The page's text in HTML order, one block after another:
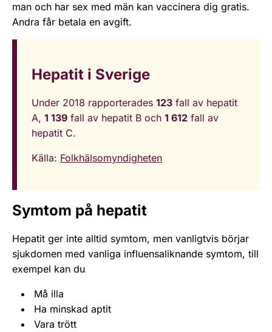
man och har sex med män kan vaccinera dig gratis.
Andra får betala en avgift.
Hepatit i Sverige
Under 2018 rapporterades 123 fall av hepatit
A, 1 139 fall av hepatit B och 1 612 fall av
hepatit C.
Källa: Folkhälsomyndigheten
Symtom på hepatit
Hepatit ger inte alltid symtom, men vanligtvis börjar
sjukdomen med vanliga influensaliknande symtom, till
exempel kan du
Må illa
Ha minskad aptit
Vara trött